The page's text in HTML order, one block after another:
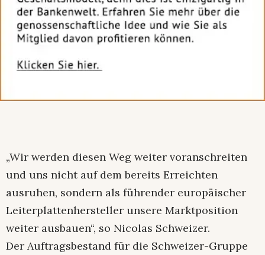
„Wir werden diesen Weg weiter voranschreiten
und uns nicht auf dem bereits Erreichten
ausruhen, sondern als führender europäischer
Leiterplattenhersteller unsere Marktposition
weiter ausbauen“, so Nicolas Schweizer.
Der Auftragsbestand für die Schweizer-Gruppe